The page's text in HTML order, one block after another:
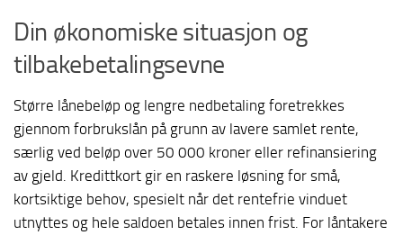
Din økonomiske situasjon og
tilbakebetalingsevne
Større lånebeløp og lengre nedbetaling foretrekkes
gjennom forbrukslån på grunn av lavere samlet rente,
særlig ved beløp over 50 000 kroner eller refinansiering
av gjeld. Kredittkort gir en raskere løsning for små,
kortsiktige behov, spesielt når det rentefrie vinduet
utnyttes og hele saldoen betales innen frist. For låntakere